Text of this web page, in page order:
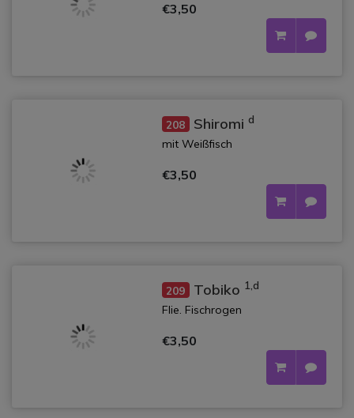
€3,50
208 Shiromi d
mit Weißfisch
€3,50
209 Tobiko 1,d
Flie. Fischrogen
€3,50